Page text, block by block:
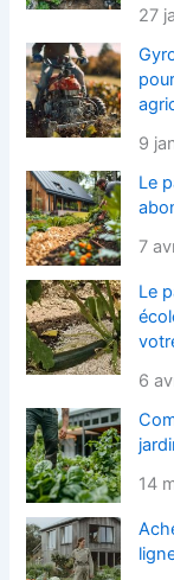
27
9
Le
7
Le
6
14